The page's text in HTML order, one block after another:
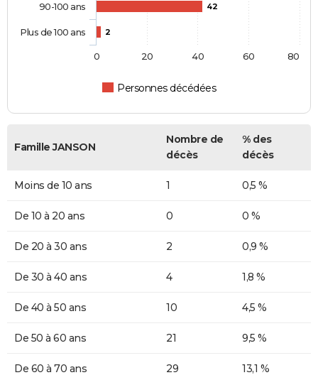
42
2
Personnes décédées
90-100 ans
Plus de 100 ans
0 20 40 60 80
Famille JANSON
Nombre de
décès
% des
décès
Moins de 10 ans 1 0,5 %
De 10 à 20 ans 0 0 %
De 20 à 30 ans 2 0,9 %
De 30 à 40 ans 4 1,8 %
De 40 à 50 ans 10 4,5 %
De 50 à 60 ans 21 9,5 %
De 60 à 70 ans 29 13,1 %